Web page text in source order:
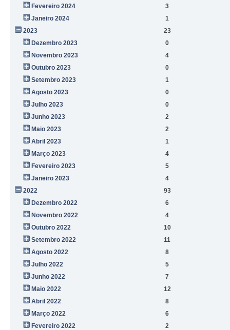
Fevereiro 2024
3
Janeiro 2024
1
2023
23
Dezembro 2023
0
Novembro 2023
4
Outubro 2023
0
Setembro 2023
1
Agosto 2023
0
Julho 2023
0
Junho 2023
2
Maio 2023
2
Abril 2023
1
Março 2023
4
Fevereiro 2023
5
Janeiro 2023
4
2022
93
Dezembro 2022
6
Novembro 2022
4
Outubro 2022
10
Setembro 2022
11
Agosto 2022
8
Julho 2022
5
Junho 2022
7
Maio 2022
12
Abril 2022
8
Março 2022
6
Fevereiro 2022
2